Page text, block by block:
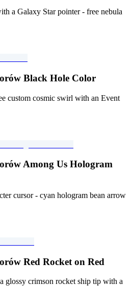
a Galaxy Star pointer - free nebula
Black Hole Color
custom cosmic swirl with an Event
Among Us Hologram
cursor - cyan hologram bean arrow
Red Rocket on Red
glossy crimson rocket ship tip with a